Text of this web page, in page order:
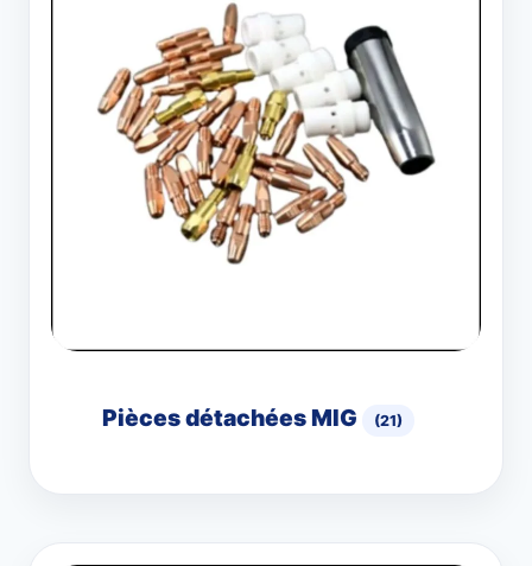
Pièces détachées MIG (21)